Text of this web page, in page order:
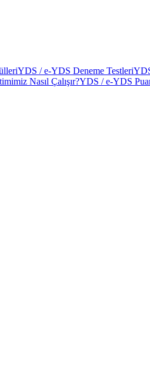
YDS / e-YDS Deneme Testleri
Nasıl Çalışır?YDS / e-YDS